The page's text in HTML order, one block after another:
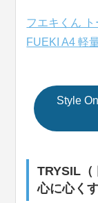
フエキくん
FUEKI A4 軽
Style
TRYSIL（
心に心く